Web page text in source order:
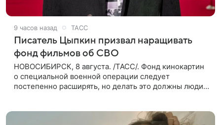
9 часов назад ТАСС
Писатель Цыпкин призвал наращивать
фонд фильмов об СВО
НОВОСИБИРСК, 8 августа. /ТАСС/. Фонд кинокартин
о специальной военной операции следует
постепенно расширять, но делать это должны люди,